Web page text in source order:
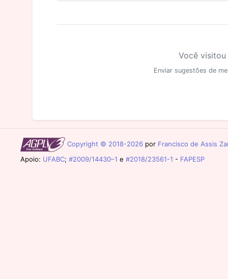
Você
Enviar sugestões de
Copyright © 2018-2026 por Francisco de Assis
Apoio: UFABC; #2009/14430–1 e #2018/23561-1 - FAPESP